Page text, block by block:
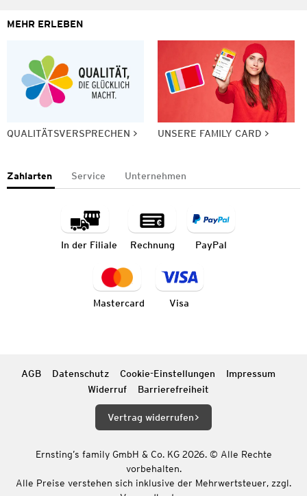
MEHR ERLEBEN
QUALITÄTSVERSPRECHEN UNSERE FAMILY CARD
Zahlarten Service Unternehmen
In der Filiale Rechnung PayPal
Mastercard Visa
AGB Datenschutz Cookie-Einstellungen
Impressum
Widerruf
Barrierefreiheit
Vertrag widerrufen
Ernsting’s family GmbH & Co. KG 2026. © Alle Rechte
vorbehalten.
Alle Preise verstehen sich inklusive der Mehrwertsteuer, zzgl.